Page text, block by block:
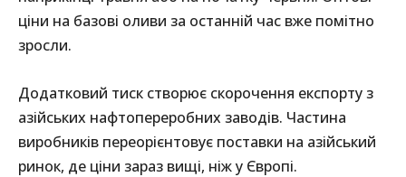
ціни на базові оливи за останній час вже помітно
зросли.
Додатковий тиск створює скорочення експорту з
азійських нафтопереробних заводів. Частина
виробників переорієнтовує поставки на азійський
ринок, де ціни зараз вищі, ніж у Європі.